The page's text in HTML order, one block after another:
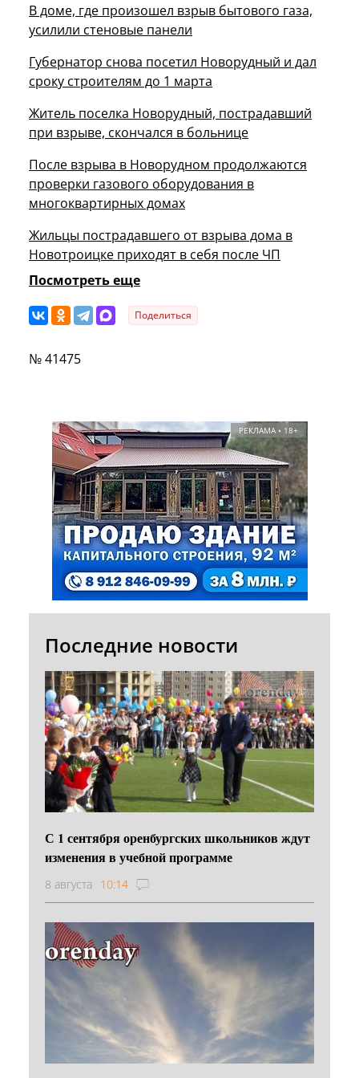
В доме, где произошел взрыв бытового газа,
усилили стеновые панели
Губернатор снова посетил Новорудный и дал
сроку строителям до 1 марта
Житель поселка Новорудный, пострадавший
при взрыве, скончался в больнице
После взрыва в Новорудном продолжаются
проверки газового оборудования в
многоквартирных домах
Жильцы пострадавшего от взрыва дома в
Новотроицке приходят в себя после ЧП
Посмотреть еще
Поделиться
№ 41475
РЕКЛАМА • 18+
Последние новости
С 1 сентября оренбургских школьников ждут
изменения в учебной программе
8 августа 10:14